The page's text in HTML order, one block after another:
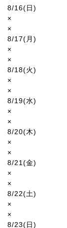
8/16(日)
×
×
8/17(月)
×
×
8/18(火)
×
×
8/19(水)
×
×
8/20(木)
×
×
8/21(金)
×
×
8/22(土)
×
×
8/23(日)